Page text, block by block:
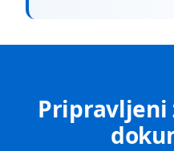
Pripravljeni